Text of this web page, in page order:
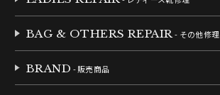
BAG & OTHERS REPAIR- その他修理
BRAND - 販売商品